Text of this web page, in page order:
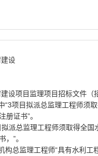
设
设项目监理项目招标文件（
“3项目拟派总监理工程师须
册证书”。
拟派总监理工程师须取得全
， ”。
构总监理工程师“具有水利工